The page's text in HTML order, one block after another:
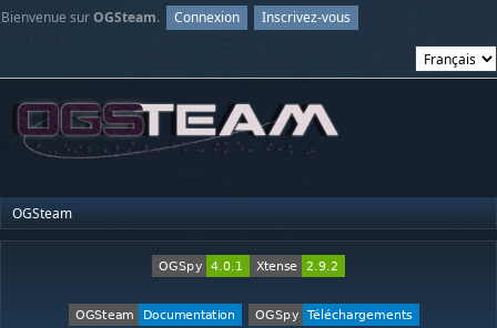
Bienvenue surOGSteam. Connexion Inscrivez-vous
OGSteam